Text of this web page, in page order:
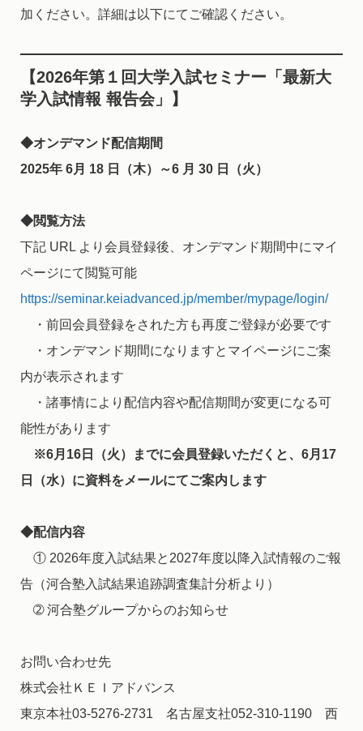
加ください。詳細は以下にてご確認ください。
【2026年第１回大学入試セミナー「最新大
学入試情報 報告会」】
◆オンデマンド配信期間
2025年 6月 18 日（木）～6 月 30 日（火）
◆閲覧方法
下記 URL より会員登録後、オンデマンド期間中にマイ
ページにて閲覧可能
https://seminar.keiadvanced.jp/member/mypage/login/
・前回会員登録をされた方も再度ご登録が必要です
・オンデマンド期間になりますとマイページにご案
内が表示されます
・諸事情により配信内容や配信期間が変更になる可
能性があります
※6月16日（火）までに会員登録いただくと、6月17
日（水）に資料をメールにてご案内します
◆配信内容
① 2026年度入試結果と2027年度以降入試情報のご報
告（河合塾入試結果追跡調査集計分析より）
➁ 河合塾グループからのお知らせ
お問い合わせ先
株式会社ＫＥＩアドバンス
東京本社03-5276-2731 名古屋支社052-310-1190 西